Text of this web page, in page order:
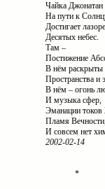
Чайка Джонатан
На пути к
Достигает
Десятых небес.
Там –
Постижение
В нём раскрыты
Пространства и
В нём – огонь
И музыка сфер,
Эманации
Пламя
И совсем нет
2002-02-14
*